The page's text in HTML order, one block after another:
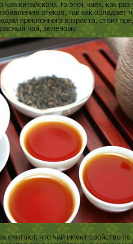
чая китайского, то этот чаек, как раз
отеков, так как обладает
преклонного возраста, стоит
чай, зеленому.
считают, что чай имеет свойство